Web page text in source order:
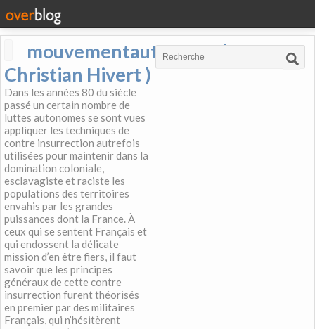
mouvementautonome (
Christian Hivert )
Dans les années 80 du siècle
passé un certain nombre de
luttes autonomes se sont vues
appliquer les techniques de
contre insurrection autrefois
utilisées pour maintenir dans la
domination coloniale,
esclavagiste et raciste les
populations des territoires
envahis par les grandes
puissances dont la France. À
ceux qui se sentent Français et
qui endossent la délicate
mission d’en être fiers, il faut
savoir que les principes
généraux de cette contre
insurrection furent théorisés
en premier par des militaires
Français, qui n’hésitèrent